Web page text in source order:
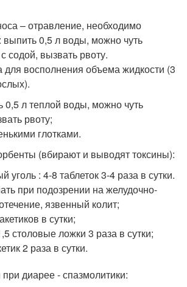
– отравление, необходимо
выпить 0,5 л воды, можно чуть
содой, вызвать рвоту.
для восполнения объема жидкости (3
0,5 л теплой воды, можно чуть
рвоту;
глотками.
(вбирают и выводят токсины):
уголь : 4-8 таблеток 3-4 раза в сутки.
при подозрении на желудочно-
язвенный колит;
в сутки;
столовые ложки 3 раза в сутки;
2 раза в сутки.
диарее - спазмолитики: